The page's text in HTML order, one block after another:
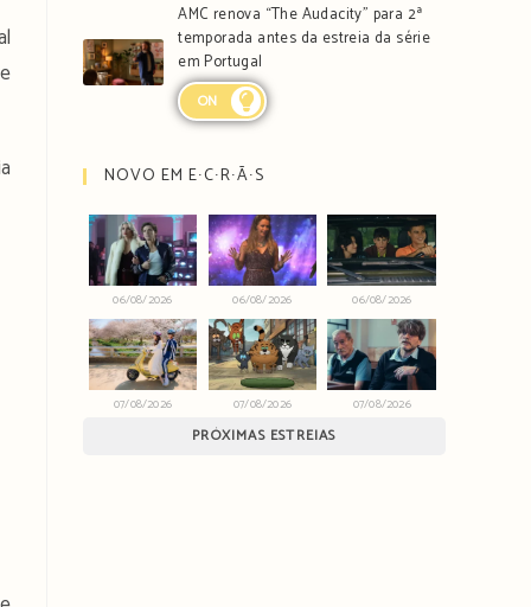
AMC renova “The Audacity” para 2ª
temporada antes da estreia da série
em Portugal
ON
NOVO EM E∙C∙R∙Ã∙S
06/08/2026 06/08/2026 06/08/2026
07/08/2026 07/08/2026 07/08/2026
PRÓXIMAS ESTREIAS